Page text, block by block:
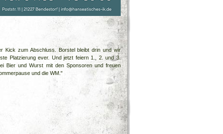
Kick zum Abschluss. Borstel bleibt drin und wir
Platzierung ever. Und jetzt feiern 1., 2. und 3.
Bier und Wurst mit den Sponsoren und freuen
und die WM."